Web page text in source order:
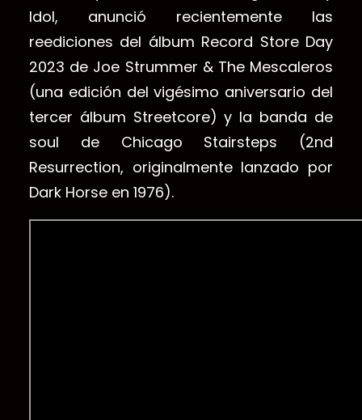
Idol, anunció recientemente las
reediciones del álbum Record Store Day
2023 de Joe Strummer & The Mescaleros
(una edición del vigésimo aniversario del
tercer álbum Streetcore) y la banda de
soul de Chicago Stairsteps (2nd
Resurrection, originalmente lanzado por
Dark Horse en 1976).